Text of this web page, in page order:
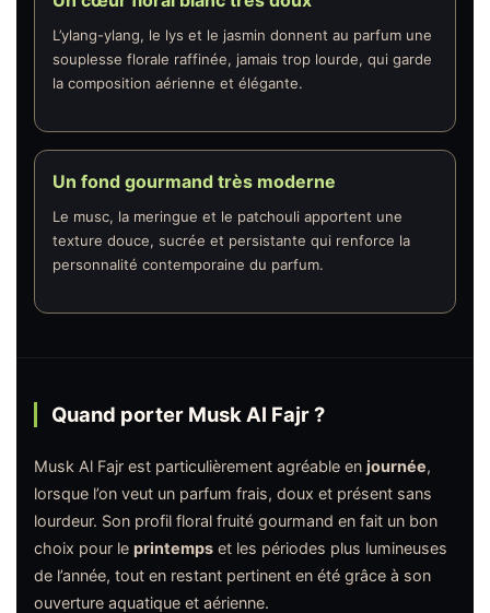
L’ylang-ylang, le lys et le jasmin donnent au parfum une
souplesse florale raffinée, jamais trop lourde, qui garde
la composition aérienne et élégante.
Un fond gourmand très moderne
Le musc, la meringue et le patchouli apportent une
texture douce, sucrée et persistante qui renforce la
personnalité contemporaine du parfum.
Quand porter Musk Al Fajr ?
Musk Al Fajr est particulièrement agréable en journée,
lorsque l’on veut un parfum frais, doux et présent sans
lourdeur. Son profil floral fruité gourmand en fait un bon
choix pour le printemps et les périodes plus lumineuses
de l’année, tout en restant pertinent en été grâce à son
ouverture aquatique et aérienne.